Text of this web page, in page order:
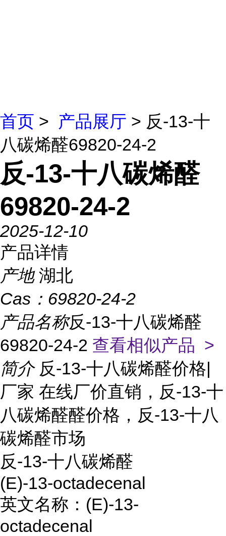
首页 > 产品展厅 > 反-13-十
八碳烯醛69820-24-2
反-13-十八碳烯醛
69820-24-2
2025-12-10
产品详情
产地 湖北
Cas： 69820-24-2
产品名称反-13-十八碳烯醛
69820-24-2 查看相似产品 >
简介 反-13-十八碳烯醛价格|
厂家 在线厂价直销，反-13-十
八碳烯醛醛价格，反-13-十八
碳烯醛市场
反-13-十八碳烯醛
(E)-13-octadecenal
英文名称：(E)-13-
octadecenal